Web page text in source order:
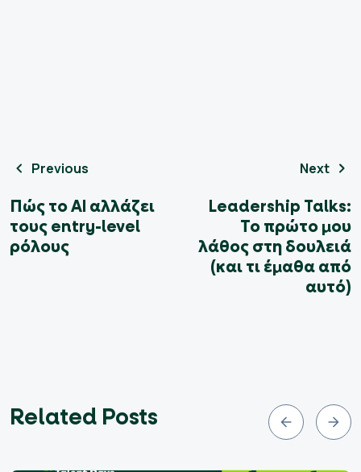
Previous
Πώς το AI αλλάζει
τους entry-level
ρόλους
Next
Leadership Talks:
Το πρώτο μου
λάθος στη δουλειά
(και τι έμαθα από
αυτό)
Related Posts